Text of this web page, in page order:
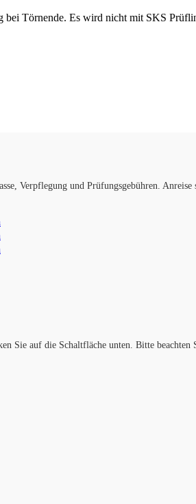
Törnende. Es wird nicht mit SKS
Verpflegung und Prüfungsgebühren. Anreise
Sie auf die Schaltfläche unten. Bitte beachten